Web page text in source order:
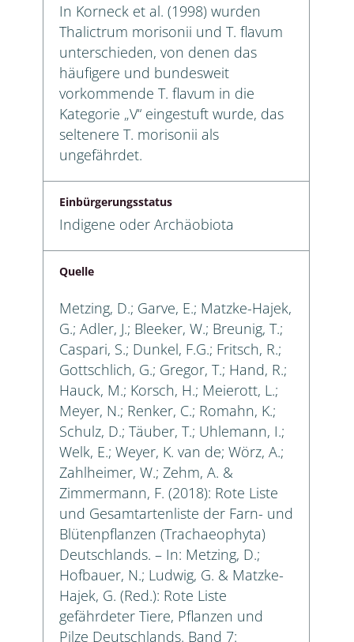
In Korneck et al. (1998) wurden
Thalictrum morisonii und T. flavum
unterschieden, von denen das
häufigere und bundesweit
vorkommende T. flavum in die
Kategorie „V“ eingestuft wurde, das
seltenere T. morisonii als
ungefährdet.
Einbürgerungsstatus
Indigene oder Archäobiota
Quelle
Metzing, D.; Garve, E.; Matzke-Hajek,
G.; Adler, J.; Bleeker, W.; Breunig, T.;
Caspari, S.; Dunkel, F.G.; Fritsch, R.;
Gottschlich, G.; Gregor, T.; Hand, R.;
Hauck, M.; Korsch, H.; Meierott, L.;
Meyer, N.; Renker, C.; Romahn, K.;
Schulz, D.; Täuber, T.; Uhlemann, I.;
Welk, E.; Weyer, K. van de; Wörz, A.;
Zahlheimer, W.; Zehm, A. &
Zimmermann, F. (2018): Rote Liste
und Gesamtartenliste der Farn- und
Blütenpflanzen (Trachaeophyta)
Deutschlands. – In: Metzing, D.;
Hofbauer, N.; Ludwig, G. & Matzke-
Hajek, G. (Red.): Rote Liste
gefährdeter Tiere, Pflanzen und
Pilze Deutschlands. Band 7: